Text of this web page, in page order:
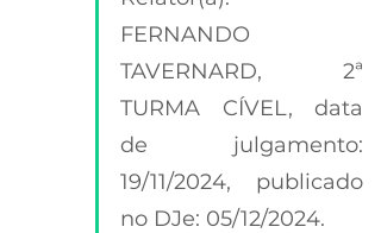
FERNANDO
TAVERNARD, 2ª
TURMA CÍVEL, data
de julgamento:
19/11/2024, publicado
no DJe: 05/12/2024.